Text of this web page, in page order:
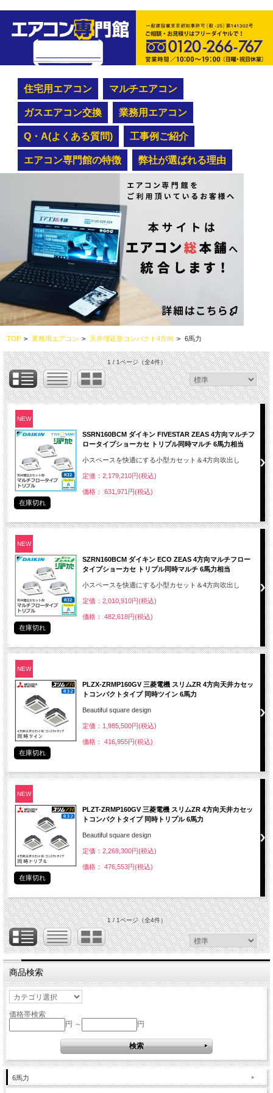
住宅用エアコン マルチエアコン
ガスエアコン交換 業務用エアコン
Q・A(よくある質問) 工事例ご紹介
エアコン専門館の特徴 弊社が選ばれる理由
TOP > 業務用エアコン > 天井埋込形コンパクト4方向 > 6馬力
1 / 1ページ（全4件）
NEW
SSRN160BCM ダイキン FIVESTAR ZEAS 4方向マルチフ
ロータイプショーカセ トリプル同時マルチ 6馬力相当
小スペースを快適にする小型カセット＆4方向吹出し
定価：2,179,210円(税込)
価格： 631,971円(税込)
在庫切れ
NEW
SZRN160BCM ダイキン ECO ZEAS 4方向マルチフロー
タイプショーカセ トリプル同時マルチ 6馬力相当
小スペースを快適にする小型カセット＆4方向吹出し
定価：2,010,910円(税込)
価格： 482,618円(税込)
在庫切れ
NEW
PLZX-ZRMP160GV 三菱電機 スリムZR 4方向天井カセッ
トコンパクトタイプ 同時ツイン 6馬力
Beautiful square design
定価：1,985,500円(税込)
価格： 416,955円(税込)
在庫切れ
NEW
PLZT-ZRMP160GV 三菱電機 スリムZR 4方向天井カセッ
トコンパクトタイプ 同時トリプル 6馬力
Beautiful square design
定価：2,269,300円(税込)
価格： 476,553円(税込)
在庫切れ
1 / 1ページ（全4件）
商品検索
価格帯検索
円 ～
円
6馬力